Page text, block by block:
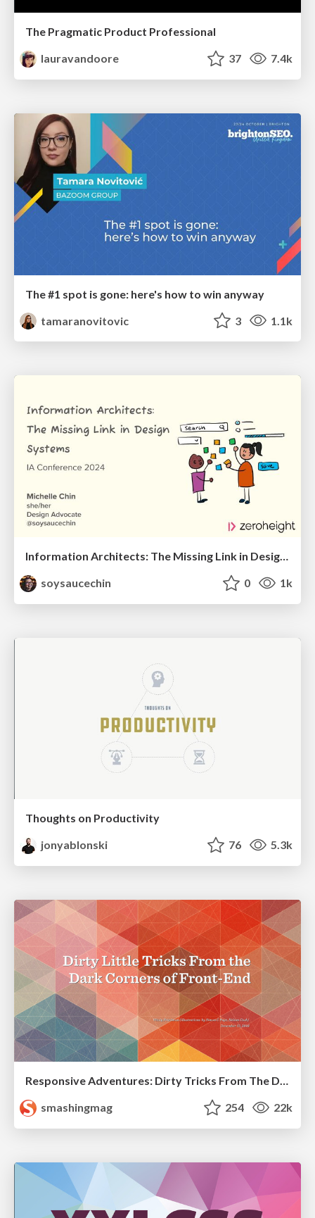
The Pragmatic Product Professional
lauravandoore
37 7.4k
The #1 spot is gone: here's how to win anyway
tamaranovitovic
3 1.1k
Information Architects: The Missing Link in Design Systems
soysaucechin
0 1k
Thoughts on Productivity
jonyablonski
76 5.3k
smashingmag
254 22k